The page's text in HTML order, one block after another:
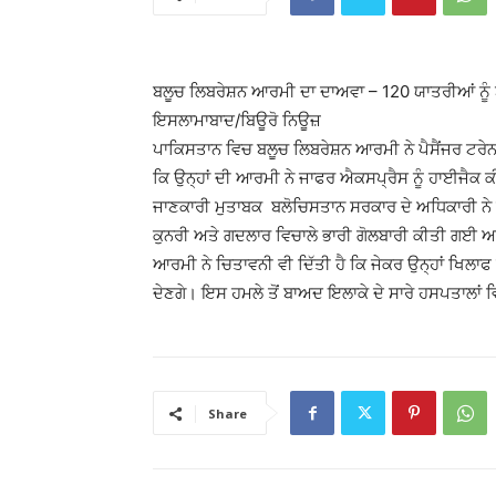
ਬਲੂਚ ਲਿਬਰੇਸ਼ਨ ਆਰਮੀ ਦਾ ਦਾਅਵਾ – 120 ਯਾਤਰੀਆਂ
ਇਸਲਾਮਾਬਾਦ/ਬਿਊਰੋ ਨਿਊਜ਼
ਪਾਕਿਸਤਾਨ ਵਿਚ ਬਲੂਚ ਲਿਬਰੇਸ਼ਨ ਆਰਮੀ ਨੇ ਪੈਸੈਂਜਰ
ਕਿ ਉਨ੍ਹਾਂ ਦੀ ਆਰਮੀ ਨੇ ਜਾਫਰ ਐਕਸਪ੍ਰੈਸ ਨੂੰ ਹਾਈਜੈਕ
ਜਾਣਕਾਰੀ ਮੁਤਾਬਕ ਬਲੋਚਿਸਤਾਨ ਸਰਕਾਰ ਦੇ ਅਧਿਕਾਰੀ
ਕੁਨਰੀ ਅਤੇ ਗਦਲਾਰ ਵਿਚਾਲੇ ਭਾਰੀ ਗੋਲਬਾਰੀ ਕੀਤੀ
ਆਰਮੀ ਨੇ ਚਿਤਾਵਨੀ ਵੀ ਦਿੱਤੀ ਹੈ ਕਿ ਜੇਕਰ ਉਨ੍ਹਾਂ
ਦੇਣਗੇ। ਇਸ ਹਮਲੇ ਤੋਂ ਬਾਅਦ ਇਲਾਕੇ ਦੇ ਸਾਰੇ ਹਸਪਤਾਲਾਂ
Share